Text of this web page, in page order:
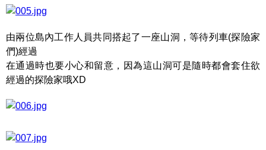
由兩位島內工作人員共同搭起了一座山洞，等待列車(探險家
們)經過
在通過時也要小心和留意，因為這山洞可是隨時都會套住欲
經過的探險家哦XD